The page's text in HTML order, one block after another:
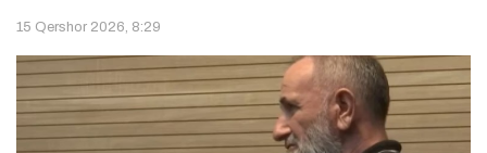
15 Qershor 2026, 8:29